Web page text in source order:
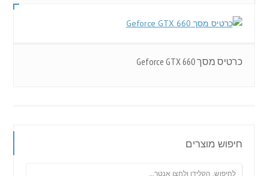
כרטיס מסך Geforce GTX 660
חיפוש מוצרים